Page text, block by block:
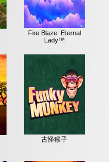
Fire Blaze: Eternal
Lady™
古怪猴子